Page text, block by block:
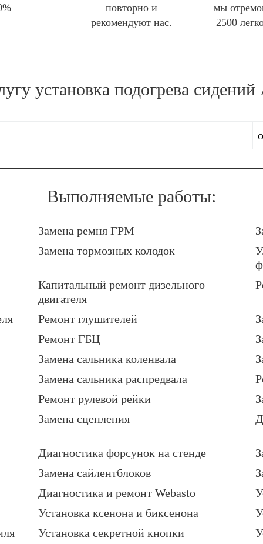
повторно и
рекомендуют нас.
мы
2500
установка подогрева
Выполняемые работы:
Замена ремня ГРМ
Замена тормозных колодок
Капитальный ремонт дизельного
двигателя
Ремонт глушителей
Ремонт ГБЦ
Замена сальника коленвала
Замена сальника распредвала
Ремонт рулевой рейки
Замена сцепления
Диагностика форсунок на стенде
Замена сайлентблоков
Диагностика и ремонт Webasto
Установка ксенона и биксенона
Установка секретной кнопки